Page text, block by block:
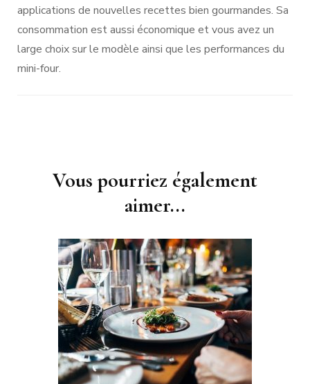
applications de nouvelles recettes bien gourmandes. Sa
consommation est aussi économique et vous avez un
large choix sur le modèle ainsi que les performances du
mini-four.
Navigation
Vous pourriez également
aimer...